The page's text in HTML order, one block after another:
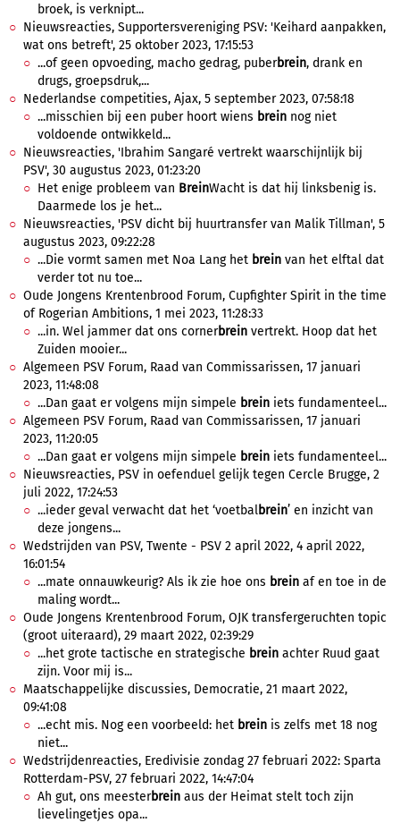
broek, is verknipt...
Nieuwsreacties, Supportersvereniging PSV: 'Keihard aanpakken,
wat ons betreft', 25 oktober 2023, 17:15:53
...of geen opvoeding, macho gedrag, puberbrein, drank en
drugs, groepsdruk,...
Nederlandse competities, Ajax, 5 september 2023, 07:58:18
...misschien bij een puber hoort wiens brein nog niet
voldoende ontwikkeld...
Nieuwsreacties, 'Ibrahim Sangaré vertrekt waarschijnlijk bij
PSV', 30 augustus 2023, 01:23:20
Het enige probleem van BreinWacht is dat hij linksbenig is.
Daarmede los je het...
Nieuwsreacties, 'PSV dicht bij huurtransfer van Malik Tillman', 5
augustus 2023, 09:22:28
...Die vormt samen met Noa Lang het brein van het elftal dat
verder tot nu toe...
Oude Jongens Krentenbrood Forum, Cupfighter Spirit in the time
of Rogerian Ambitions, 1 mei 2023, 11:28:33
...in. Wel jammer dat ons cornerbrein vertrekt. Hoop dat het
Zuiden mooier...
Algemeen PSV Forum, Raad van Commissarissen, 17 januari
2023, 11:48:08
...Dan gaat er volgens mijn simpele brein iets fundamenteel...
Algemeen PSV Forum, Raad van Commissarissen, 17 januari
2023, 11:20:05
...Dan gaat er volgens mijn simpele brein iets fundamenteel...
Nieuwsreacties, PSV in oefenduel gelijk tegen Cercle Brugge, 2
juli 2022, 17:24:53
...ieder geval verwacht dat het ‘voetbalbrein’ en inzicht van
deze jongens...
Wedstrijden van PSV, Twente - PSV 2 april 2022, 4 april 2022,
16:01:54
...mate onnauwkeurig? Als ik zie hoe ons brein af en toe in de
maling wordt...
Oude Jongens Krentenbrood Forum, OJK transfergeruchten topic
(groot uiteraard), 29 maart 2022, 02:39:29
...het grote tactische en strategische brein achter Ruud gaat
zijn. Voor mij is...
Maatschappelijke discussies, Democratie, 21 maart 2022,
09:41:08
...echt mis. Nog een voorbeeld: het brein is zelfs met 18 nog
niet...
Wedstrijdenreacties, Eredivisie zondag 27 februari 2022: Sparta
Rotterdam-PSV, 27 februari 2022, 14:47:04
Ah gut, ons meesterbrein aus der Heimat stelt toch zijn
lievelingetjes opa...